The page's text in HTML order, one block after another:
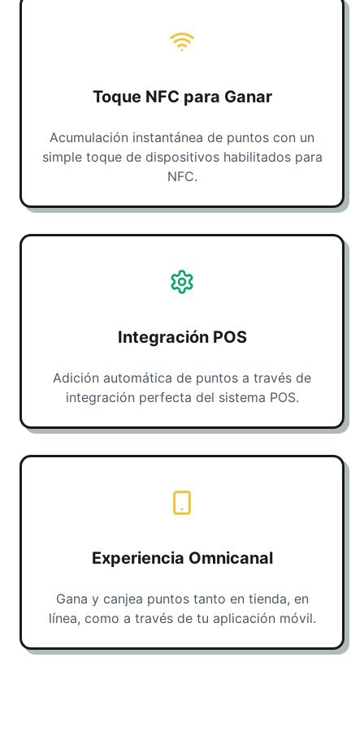
Toque NFC para Ganar
Acumulación instantánea de puntos con un
simple toque de dispositivos habilitados para
NFC.
Integración POS
Adición automática de puntos a través de
integración perfecta del sistema POS.
Experiencia Omnicanal
Gana y canjea puntos tanto en tienda, en
línea, como a través de tu aplicación móvil.